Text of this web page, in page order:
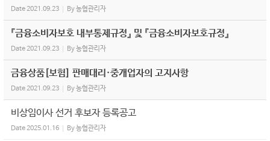
Date2021.09.23 By농협관리자
『금융소비자보호 내부통제규정』 및 『금융소비자보호규정』
Date2021.09.23 By농협관리자
금융상품[보험] 판매대리·중개업자의 고지사항
Date2021.09.23 By농협관리자
비상임이사 선거 후보자 등록공고
Date2025.01.16 By농협관리자